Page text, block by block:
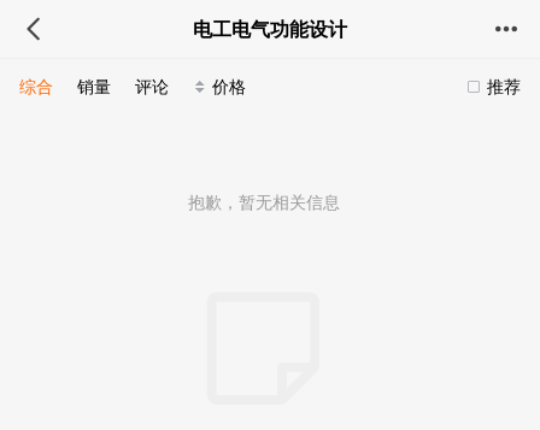
电工电气功能设计
推荐
综合 销量 评论 价格
抱歉，暂无相关信息